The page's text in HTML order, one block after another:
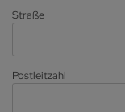
Straße
Postleitzahl